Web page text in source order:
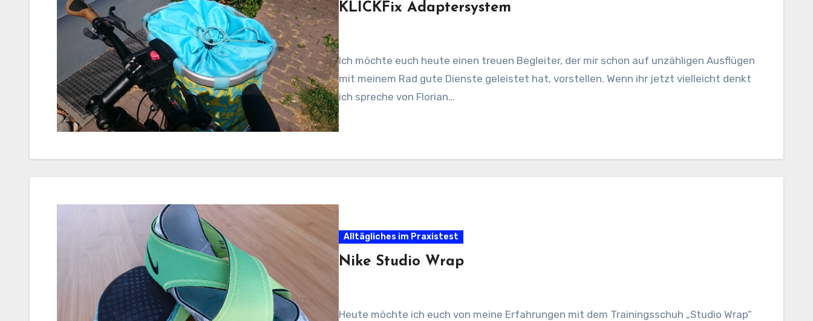
KLICKFix Adaptersystem
Ich möchte euch heute einen treuen Begleiter, der mir schon auf unzähligen Ausflügen
mit meinem Rad gute Dienste geleistet hat, vorstellen. Wenn ihr jetzt vielleicht denkt
ich spreche von Florian…
Alltägliches im Praxistest
Nike Studio Wrap
Heute möchte ich euch von meine Erfahrungen mit dem Trainingsschuh „Studio Wrap“